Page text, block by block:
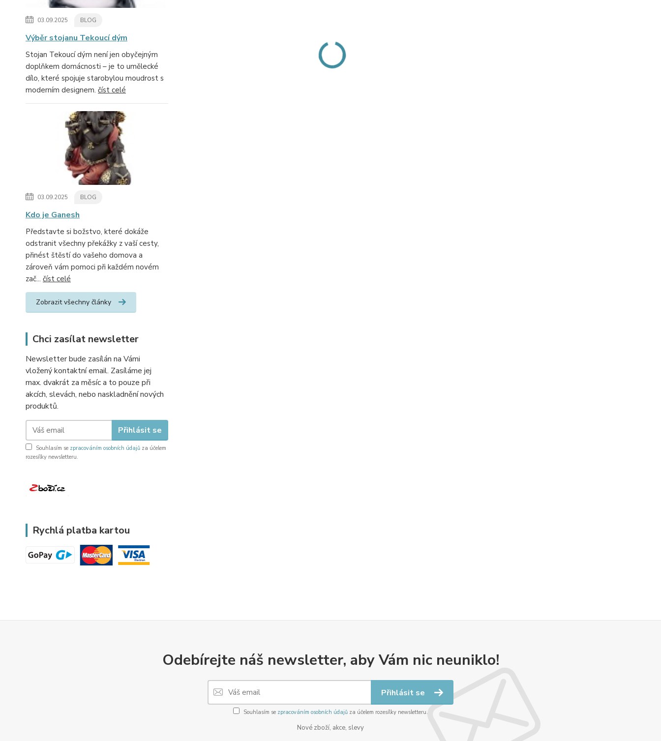
03.09.2025 BLOG
Výběr stojanu Tekoucí dým
Stojan Tekoucí dým není jen obyčejným
doplňkem domácnosti – je to umělecké
dílo, které spojuje starobylou moudrost s
moderním designem. číst celé
03.09.2025 BLOG
Kdo je Ganesh
Představte si božstvo, které dokáže
odstranit všechny překážky z vaší cesty,
přinést štěstí do vašeho domova a
zároveň vám pomoci při každém novém
zač... číst celé
Zobrazit všechny články
Chci zasílat newsletter
Newsletter bude zasílán na Vámi
vložený kontaktní email. Zasíláme jej
max. dvakrát za měsíc a to pouze při
akcích, slevách, nebo naskladnění nových
produktů.
Přihlásit se
Souhlasím se zpracováním osobních údajů za účelem
rozesílky newsletteru.
Rychlá platba kartou
Odebírejte náš newsletter, aby Vám nic neuniklo!
Přihlásit se
Souhlasím se zpracováním osobních údajů za účelem rozesílky newsletteru.
Nové zboží, akce, slevy